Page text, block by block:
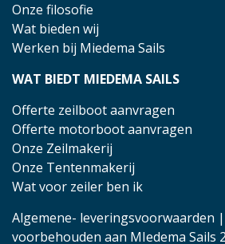
Onze filosofie
Wat bieden wij
Werken bij Miedema Sails
WAT BIEDT MIEDEMA SAILS
Offerte zeilboot aanvragen
Offerte motorboot aanvragen
Onze Zeilmakerij
Onze Tentenmakerij
Wat voor zeiler ben ik
Algemene- leveringsvoorwaarden
voorbehouden aan MIedema Sails